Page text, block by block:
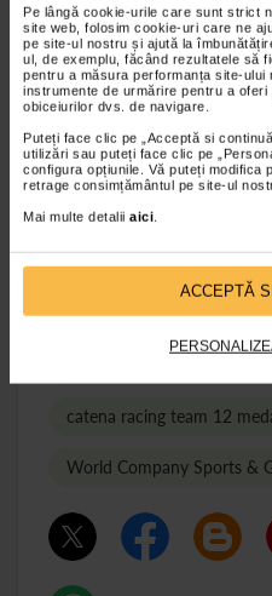
Pe lângă cookie-urile care sunt strict
site web, folosim cookie-uri care ne
pe site-ul nostru și ajută la
ul, de exemplu, făcând rezultatele să
pentru a măsura performanța site-
instrumente de urmărire pentru a
obiceiurilor dvs. de navigare.
Puteți face clic pe „Acceptă si
utilizări sau puteți face clic pe
configura opțiunile. Vă puteți modifica
retrage consimțământul pe site-ul
Mai multe detalii aici.
ACCEPTĂ
angajati din 50 de tari, care
de discipline sportive.
la World Company
datorita sprijinului acordat de
campionii si care contribuie
prin promovarea unui stil de
Team, povestea merge mai
slick_active="true"
ids="38165,38166,38167"]
detonica, Redactie
catena racing team
catena racing team 12
World Company Sports &